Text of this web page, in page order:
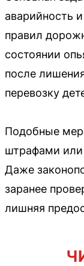
аварийность
правил
состоянии
после
перевозку
Подобные
штрафами или
Даже
заранее
лишняя